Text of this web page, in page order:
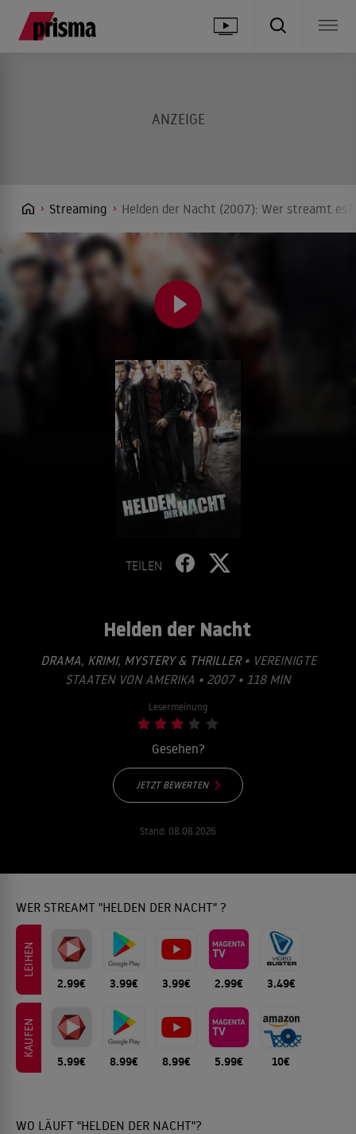
Streaming Helden der Nacht (2007): Wer streamt
TEILEN
Helden der Nacht
DRAMA, KRIMI, MYSTERY & THRILLER• VEREINIGTE
STAATEN VON AMERIKA • 2007 • 118 MIN
Lesermeinung
Gesehen?
JETZT BEWERTEN
Stand: 08.08.2026
WER STREAMT "HELDEN DER NACHT" ?
LEIHEN
2.99€ 3.99€ 3.99€ 2.99€ 3.49€
KAUFEN
5.99€ 8.99€ 8.99€ 5.99€ 10€
WO LÄUFT "HELDEN DER NACHT"?